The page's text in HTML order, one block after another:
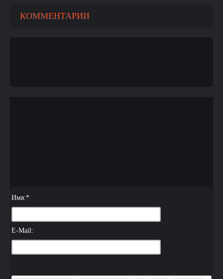
КОММЕНТАРИИ
Имя:*
E-Mail: